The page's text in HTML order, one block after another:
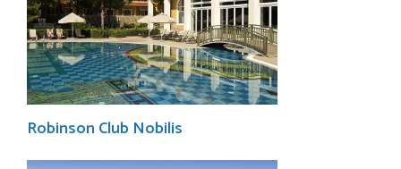
Robinson Club Nobilis